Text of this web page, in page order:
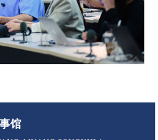
馆